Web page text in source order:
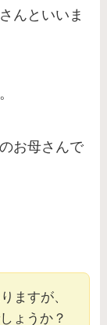
んといいま
お母さんで
ますが、
ょうか？